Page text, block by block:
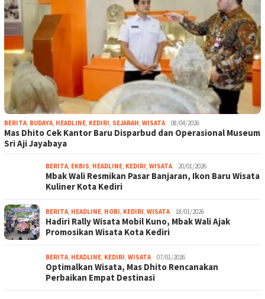
BERITA, BUDAYA, HEADLINE, KEDIRI, SEJARAH, WISATA 08/04/2026
Mas Dhito Cek Kantor Baru Disparbud dan Operasional Museum
Sri Aji Jayabaya
BERITA, EKBIS, HEADLINE, KEDIRI, WISATA 20/01/2026
Mbak Wali Resmikan Pasar Banjaran, Ikon Baru Wisata
Kuliner Kota Kediri
BERITA, HEADLINE, HOBI, KEDIRI, WISATA 18/01/2026
Hadiri Rally Wisata Mobil Kuno, Mbak Wali Ajak
Promosikan Wisata Kota Kediri
BERITA, HEADLINE, KEDIRI, WISATA 07/01/2026
Optimalkan Wisata, Mas Dhito Rencanakan
Perbaikan Empat Destinasi